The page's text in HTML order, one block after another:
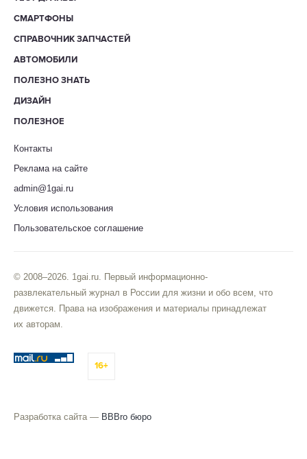
СМАРТФОНЫ
СПРАВОЧНИК ЗАПЧАСТЕЙ
АВТОМОБИЛИ
ПОЛЕЗНО ЗНАТЬ
ДИЗАЙН
ПОЛЕЗНОЕ
Контакты
Реклама на сайте
admin@1gai.ru
Условия использования
Пользовательское соглашение
© 2008–2026. 1gai.ru. Первый информационно-
развлекательный журнал в России для жизни и обо всем, что
движется. Права на изображения и материалы принадлежат
их авторам.
16+
Разработка сайта — BBBro бюро